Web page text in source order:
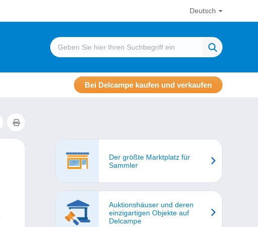
Deutsch
Bei Delcampe kaufen und verkaufen
Der größte Marktplatz für
Sammler
Auktionshäuser und deren
einzigartigen Objekte auf
Delcampe